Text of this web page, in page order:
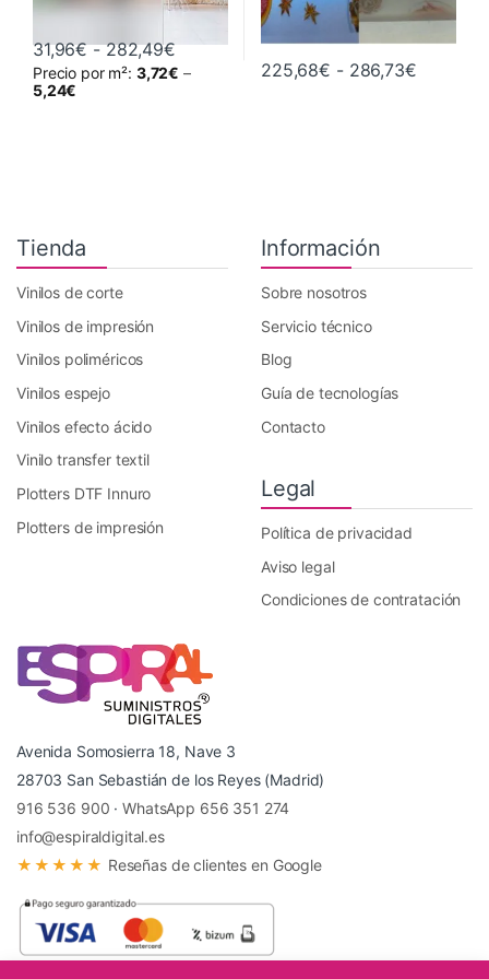
31,96€ - 282,49€Rango de precios: desde 31,96€
Precio por m²: 3,72€ –
5,24€
Este producto tiene múltiples variantes. Las opciones se
225,68€ - 286,73€Rango
Este producto tiene múltiples
Tienda
Vinilos de corte
Vinilos de impresión
Vinilos poliméricos
Vinilos espejo
Vinilos efecto ácido
Vinilo transfer textil
Plotters DTF Innuro
Plotters de impresión
Información
Sobre nosotros
Servicio técnico
Blog
Guía de tecnologías
Contacto
Legal
Política de privacidad
Aviso legal
Condiciones de contratación
Avenida Somosierra 18, Nave 3
28703 San Sebastián de los Reyes (Madrid)
916 536 900 ·WhatsApp 656 351 274
info@espiraldigital.es
★★★★★ Reseñas de clientes en Google